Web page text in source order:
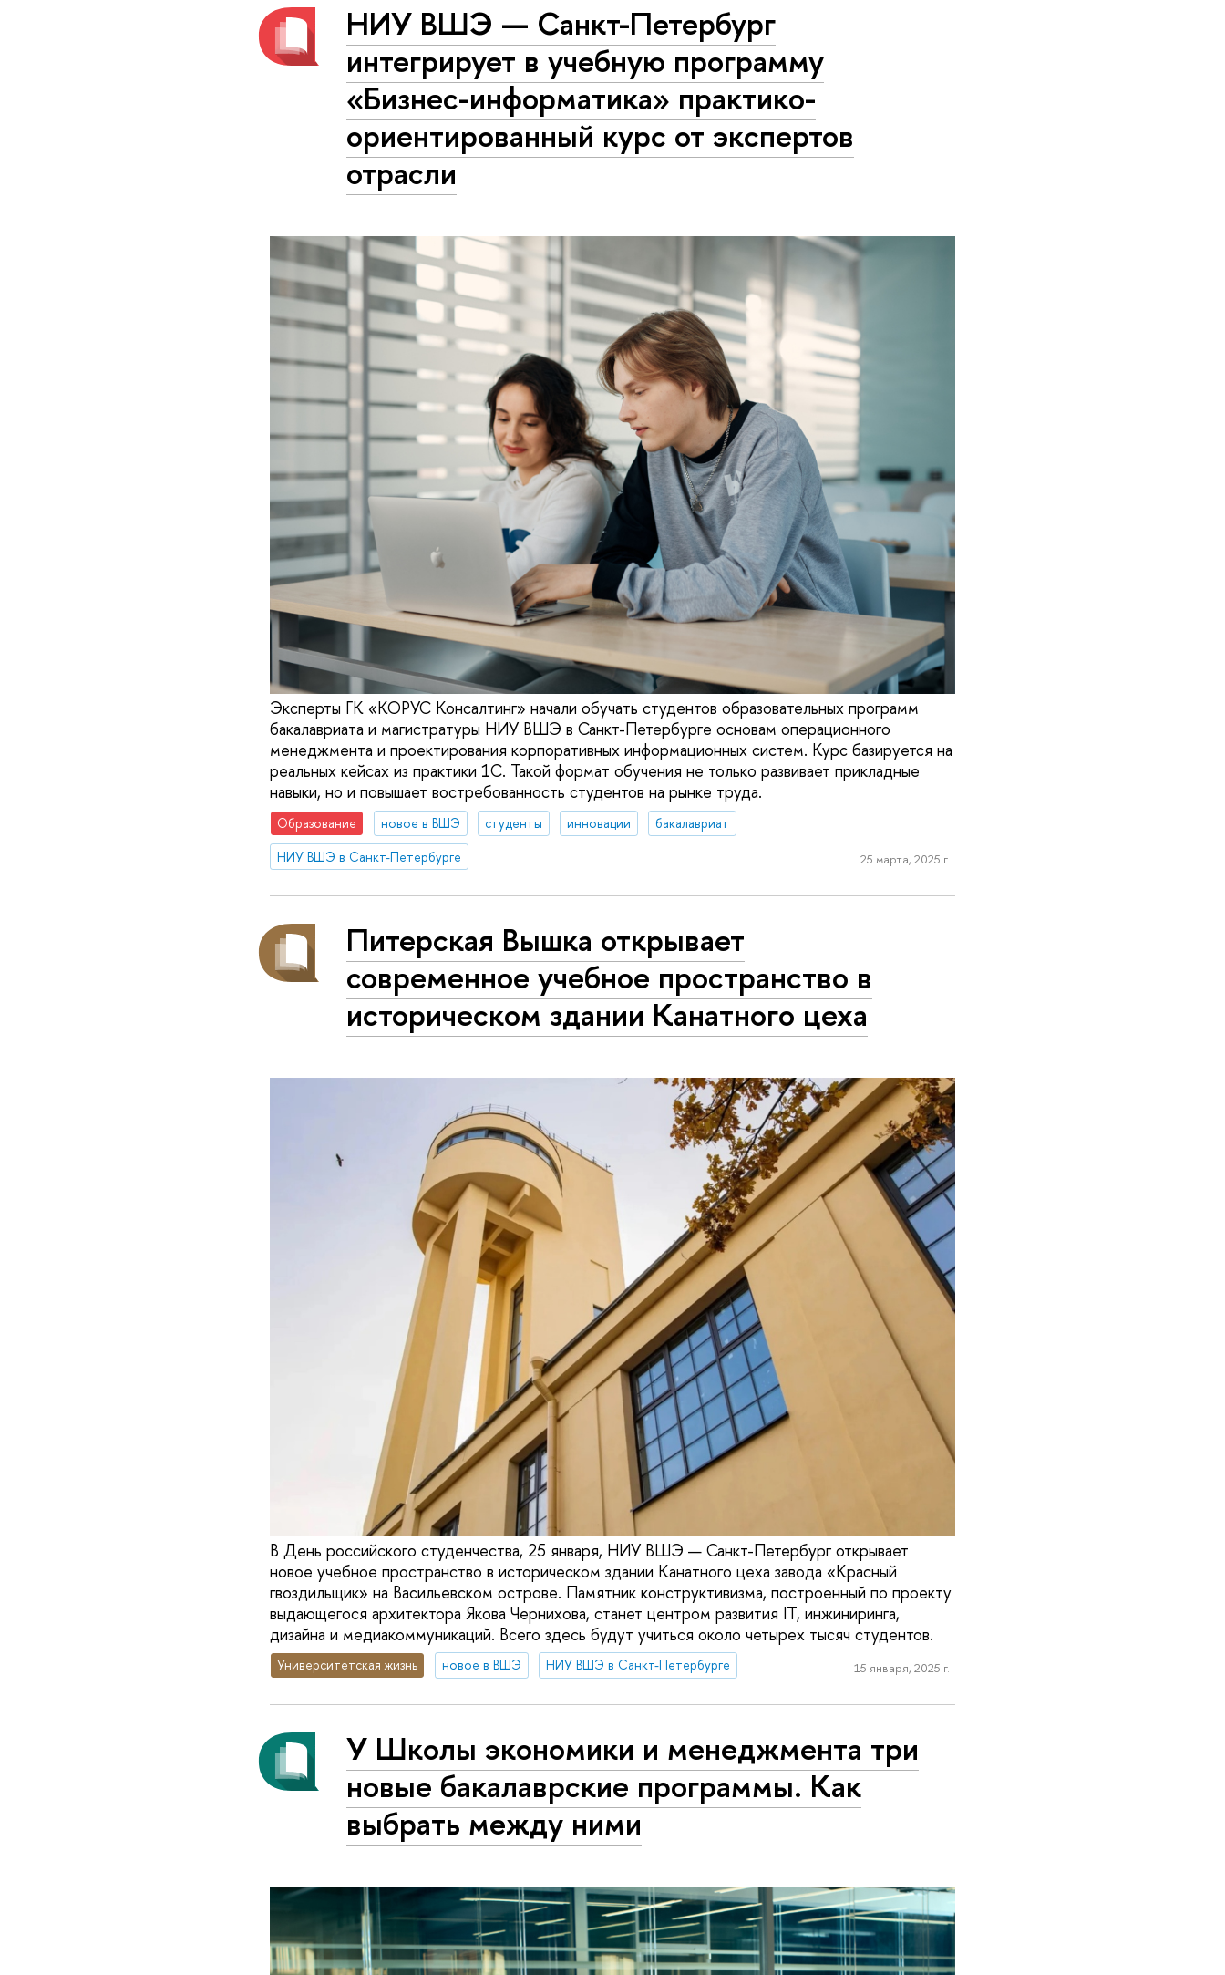
НИУ ВШЭ — Санкт-Петербург
интегрирует в учебную программу
«Бизнес-информатика» практико-
ориентированный курс от экспертов
отрасли
Эксперты ГК «КОРУС Консалтинг» начали обучать студентов образовательных программ
бакалавриата и магистратуры НИУ ВШЭ в Санкт-Петербурге основам операционного
менеджмента и проектирования корпоративных информационных систем. Курс базируется на
реальных кейсах из практики 1С. Такой формат обучения не только развивает прикладные
навыки, но и повышает востребованность студентов на рынке труда.
Образование новое в ВШЭ студенты инновации
бакалавриат
НИУ ВШЭ в Санкт-Петербурге
25 марта, 2025 г.
Питерская Вышка открывает
современное учебное пространство в
историческом здании Канатного цеха
В День российского студенчества, 25 января, НИУ ВШЭ — Санкт-Петербург открывает
новое учебное пространство в историческом здании Канатного цеха завода «Красный
гвоздильщик» на Васильевском острове. Памятник конструктивизма, построенный по проекту
выдающегося архитектора Якова Чернихова, станет центром развития IT, инжиниринга,
дизайна и медиакоммуникаций. Всего здесь будут учиться около четырех тысяч студентов.
Университетская жизнь новое в ВШЭ НИУ ВШЭ в Санкт-Петербурге 15 января, 2025 г.
У Школы экономики и менеджмента три
новые бакалаврские программы. Как
выбрать между ними